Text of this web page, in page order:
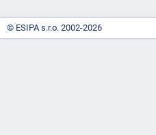
© ESIPA s.r.o. 2002-2026